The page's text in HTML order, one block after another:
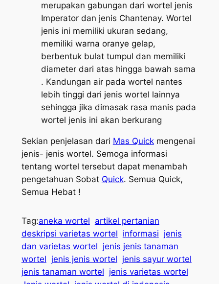
merupakan gabungan dari wortel jenis
Imperator dan jenis Chantenay. Wortel
jenis ini memiliki ukuran sedang,
memiliki warna oranye gelap,
berbentuk bulat tumpul dan memiliki
diameter dari atas hingga bawah sama
. Kandungan air pada wortel nantes
lebih tinggi dari jenis wortel lainnya
sehingga jika dimasak rasa manis pada
wortel jenis ini akan berkurang
Sekian penjelasan dari Mas Quickmengenai
jenis- jenis wortel. Semoga informasi
tentang wortel tersebut dapat menambah
pengetahuan Sobat Quick. Semua Quick,
Semua Hebat !
Tag:aneka wortel artikel pertanian
deskripsi varietas wortel informasi jenis
dan varietas wortel jenis jenis tanaman
wortel jenis jenis wortel jenis sayur wortel
jenis tanaman wortel jenis varietas wortel